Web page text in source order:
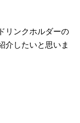
リンクホルダーの
介したいと思いま